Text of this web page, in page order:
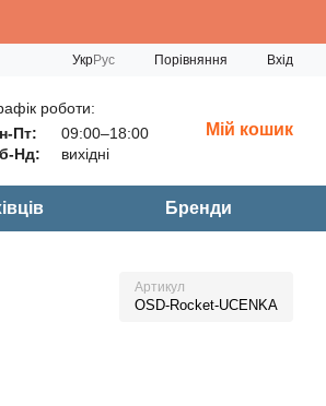
УкрРус Порівняння Вхід
роботи:
Пт:
09:00–18:00
Нд:
вихідні
Мій кошик
Бренди
Артикул
OSD-Rocket-UCENKA